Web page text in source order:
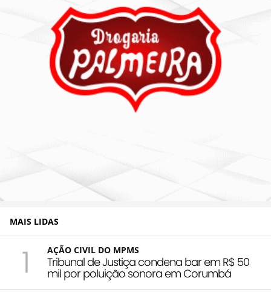
MAIS LIDAS
1 AÇÃO CIVIL DO MPMS
Tribunal de Justiça condena bar em R$ 50
mil por poluição sonora em Corumbá